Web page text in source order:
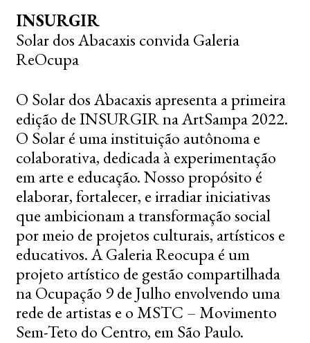
INSURGIR
Solar dos Abacaxis convida Galeria
ReOcupa
O Solar dos Abacaxis apresenta a primeira
edição de INSURGIR na ArtSampa 2022.
O Solar é uma instituição autônoma e
colaborativa, dedicada à experimentação
em arte e educação. Nosso propósito é
elaborar, fortalecer, e irradiar iniciativas
que ambicionam a transformação social
por meio de projetos culturais, artísticos e
educativos. A Galeria Reocupa é um
projeto artístico de gestão compartilhada
na Ocupação 9 de Julho envolvendo uma
rede de artistas e o MSTC – Movimento
Sem-Teto do Centro, em São Paulo.